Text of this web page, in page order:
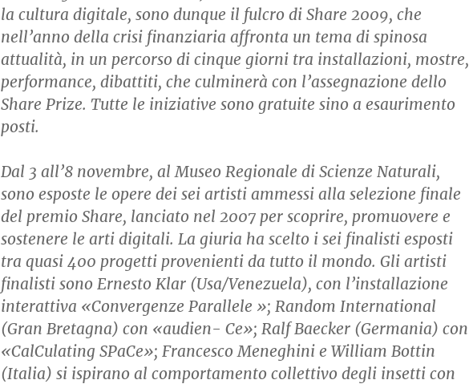
la cultura digitale, sono dunque il fulcro di Share 2009, che
nell’anno della crisi finanziaria affronta un tema di spinosa
attualità, in un percorso di cinque giorni tra installazioni, mostre,
performance, dibattiti, che culminerà con l’assegnazione dello
Share Prize. Tutte le iniziative sono gratuite sino a esaurimento
posti.
Dal 3 all’8 novembre, al Museo Regionale di Scienze Naturali,
sono esposte le opere dei sei artisti ammessi alla selezione finale
del premio Share, lanciato nel 2007 per scoprire, promuovere e
sostenere le arti digitali. La giuria ha scelto i sei finalisti esposti
tra quasi 400 progetti provenienti da tutto il mondo. Gli artisti
finalisti sono Ernesto Klar (Usa/Venezuela), con l’installazione
interattiva «Convergenze Parallele »; Random International
(Gran Bretagna) con «audien- Ce»; Ralf Baecker (Germania) con
«CalCulating SPaCe»; Francesco Meneghini e William Bottin
(Italia) si ispirano al comportamento collettivo degli insetti con